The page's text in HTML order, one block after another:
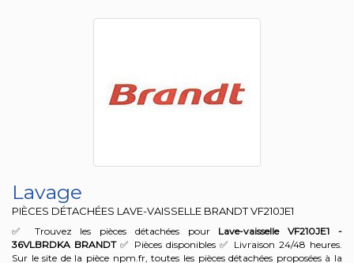
Lavage
PIÈCES DÉTACHÉES LAVE-VAISSELLE BRANDTVF210JE1
✅ Trouvez les pièces détachées pour Lave-vaisselle VF210JE1 -
36VLBRDKA BRANDT✅ Pièces disponibles ✅ Livraison 24/48 heures.
Sur le site de la pièce npm.fr, toutes les pièces détachées proposées à la